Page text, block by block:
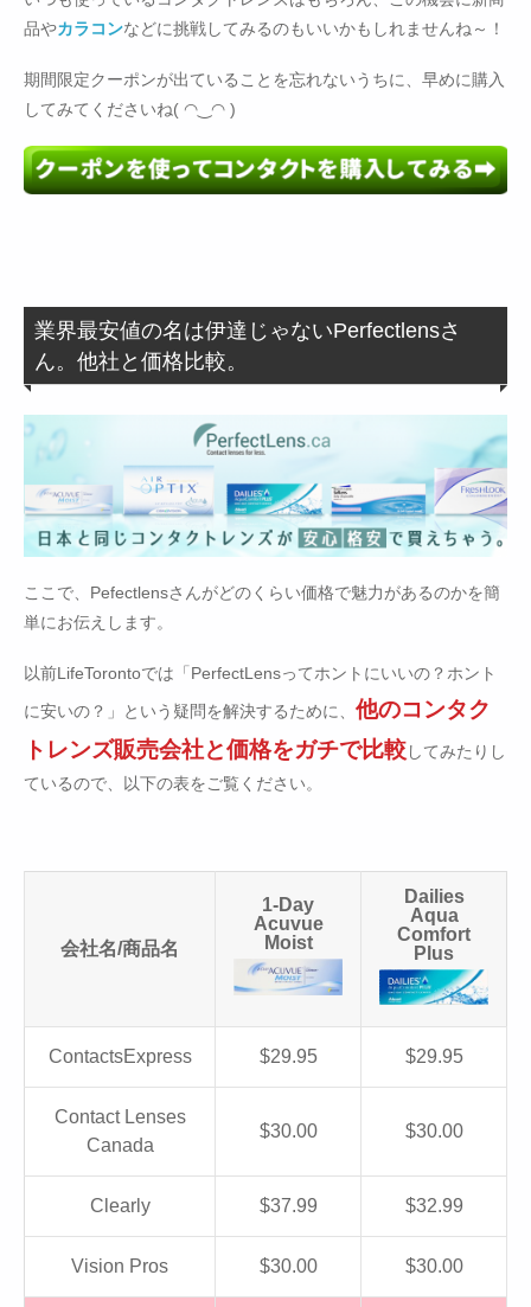
品やカラコンなどに挑戦してみるのもいいかもしれませんね～！
期間限定クーポンが出ていることを忘れないうちに、早めに購入
してみてくださいね( ◠‿◠ )
業界最安値の名は伊達じゃないPerfectlensさ
ん。他社と価格比較。
ここで、Pefectlensさんがどのくらい価格で魅力があるのかを簡
単にお伝えします。
以前LifeTorontoでは「PerfectLensってホントにいいの？ホント
に安いの？」という疑問を解決するために、 他のコンタク
トレンズ販売会社と価格をガチで比較してみたりし
ているので、以下の表をご覧ください。
会社名/商品名
1-Day
Acuvue
Moist
Dailies
Aqua
Comfort
Plus
ContactsExpress $29.95 $29.95
Contact Lenses
Canada
$30.00 $30.00
Clearly $37.99 $32.99
Vision Pros $30.00 $30.00